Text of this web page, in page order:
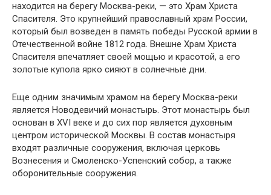
находится на берегу Москва-реки, — это Храм Христа
Спасителя. Это крупнейший православный храм России,
который был возведен в память победы Русской армии в
Отечественной войне 1812 года. Внешне Храм Христа
Спасителя впечатляет своей мощью и красотой, а его
золотые купола ярко сияют в солнечные дни.
Еще одним значимым храмом на берегу Москва-реки
является Новодевичий монастырь. Этот монастырь был
основан в XVI веке и до сих пор является духовным
центром исторической Москвы. В состав монастыря
входят различные сооружения, включая церковь
Вознесения и Смоленско-Успенский собор, а также
оборонительные сооружения.